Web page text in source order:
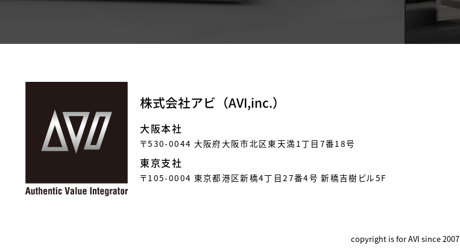
株式会社アビ（AVI,inc.）
大阪本社
〒530-0044 大阪府大阪市北区東天満1丁目7番18号
東京支社
〒105-0004 東京都港区新橋4丁目27番4号 新橋吉樹ビル5F
copyright is for AVI since 2007